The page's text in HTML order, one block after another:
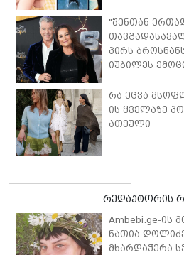
"შენთან
პირს
იუბილეს
რა ეცვა
ის ყველაზე
ათეული
რედაქტორის
Ambebi.ge-ის
ნათია
მხარდაჭერა